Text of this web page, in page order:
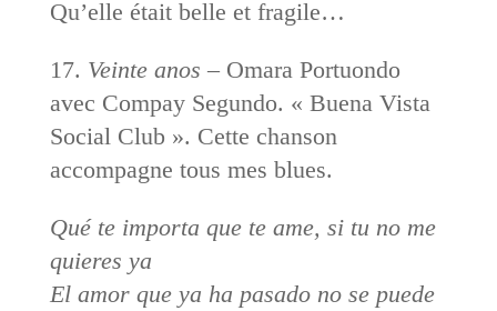
Qu’elle était belle et fragile…
17. Veinte anos – Omara Portuondo
avec Compay Segundo. « Buena Vista
Social Club ». Cette chanson
accompagne tous mes blues.
Qué te importa que te ame, si tu no me
quieres ya
El amor que ya ha pasado no se puede